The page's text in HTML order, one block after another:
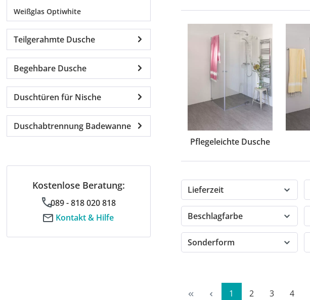
Weißglas Optiwhite
Teilgerahmte Dusche
Begehbare Dusche
Duschtüren für Nische
Duschabtrennung Badewanne
Kostenlose Beratung:
089 - 818 020 818
Kontakt & Hilfe
Pflegeleichte Dusche
Lieferzeit
Beschlagfarbe
Sonderform
Seite
1 Seite
2 Seite
3 Seite
4